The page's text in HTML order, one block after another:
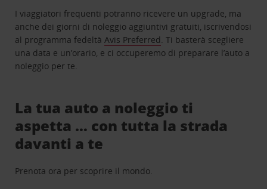
I viaggiatori frequenti potranno ricevere un upgrade, ma
anche dei giorni di noleggio aggiuntivi gratuiti, iscrivendosi
al programma fedeltàAvis Preferred. Ti basterà scegliere
una data e un’orario, e ci occuperemo di preparare l’auto a
noleggio per te.
La tua auto a noleggio ti
aspetta … con tutta la strada
davanti a te
Prenota ora per scoprire il mondo.